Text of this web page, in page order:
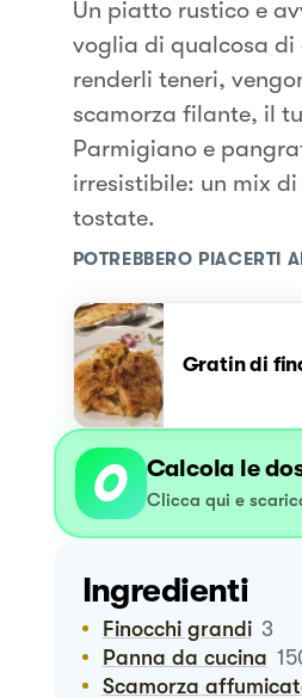
Un piatto rustico e
voglia di qualcosa di
renderli teneri,
scamorza filante, il
Parmigiano e
irresistibile: un mix
tostate.
POTREBBERO PIACERTI
Gratin di
Calcola le
Clicca qui e
Ingredienti
Finocchi grandi 3
Panna da cucina
Scamorza